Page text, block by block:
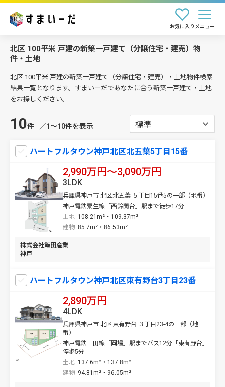
お気に入り メニュー
北区 100平米 戸建の新築一戸建て（分譲住宅・建売）物
件・土地
北区 100平米 戸建の新築一戸建て（分譲住宅・建売）・土地物件検索
結果一覧となります。すまいーだであなたに合う新築一戸建て・土地
をお探しください。
10件 ／1〜10件を表示
ハートフルタウン神戸北区北五葉5丁目15番
2,990万円〜3,090万円
兵庫県神戸市 北区北五葉 ５丁目15番5の一部（地番）
神戸電鉄粟生線「西鈴蘭台」駅まで徒歩17分
土地 108.21m²・109.37m²
3LDK
建物 85.7m²・86.53m²
株式会社飯田産業
神戸
ハートフルタウン神戸北区東有野台3丁目23番
2,890万円
兵庫県神戸市 北区東有野台 ３丁目23-4の一部（地
番）
神戸電鉄三田線「岡場」駅までバス12分「東有野台」
停歩5分
土地 137.6m²・137.8m²
4LDK
建物 94.81m²・96.05m²